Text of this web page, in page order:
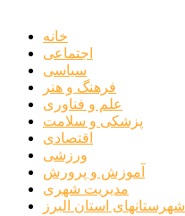
خانه
اجتماعی
سیاسی
فرهنگ و هنر
علم و فناوری
پزشکی و سلامت
اقتصادی
ورزشی
آموزش و پرورش
مدیریت شهری
شهرستانهای استان البرز